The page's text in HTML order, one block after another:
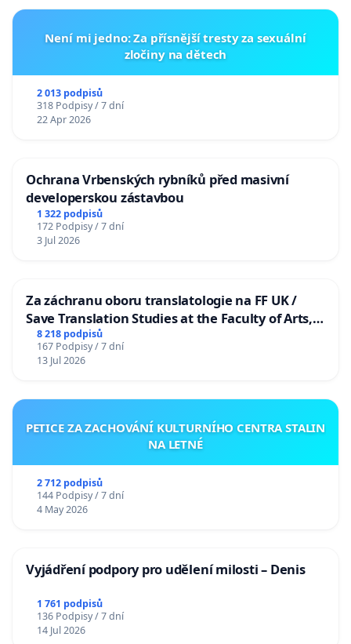
Není mi jedno: Za přísnější tresty za sexuální
zločiny na dětech
2 013 podpisů
318 Podpisy / 7 dní
22 Apr 2026
Ochrana Vrbenských rybníků před masivní
developerskou zástavbou
1 322 podpisů
172 Podpisy / 7 dní
3 Jul 2026
Za záchranu oboru translatologie na FF UK /
Save Translation Studies at the Faculty of Arts,
Charles University
8 218 podpisů
167 Podpisy / 7 dní
13 Jul 2026
PETICE ZA ZACHOVÁNÍ KULTURNÍHO CENTRA STALIN
NA LETNÉ
2 712 podpisů
144 Podpisy / 7 dní
4 May 2026
Vyjádření podpory pro udělení milosti – Denis
1 761 podpisů
136 Podpisy / 7 dní
14 Jul 2026